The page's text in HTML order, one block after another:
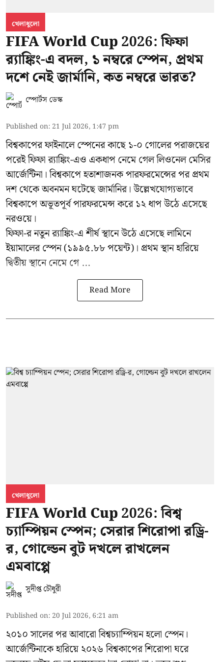
খেলাধুলো
FIFA World Cup 2026: ফিফা
র‍্যাঙ্কিং-এ বদল, ১ নম্বরে স্পেন, প্রথম
দশে নেই জার্মানি, কত নম্বরে ভারত?
স্পোর্টস ডেস্ক
Published on: 21 Jul 2026, 1:47 pm
বিশ্বকাপের ফাইনালে স্পেনের কাছে ১-০ গোলের পরাজয়ের
পরেই ফিফা র‍্যাঙ্কিং-এও একধাপ নেমে গেল লিওনেল মেসির
আর্জেন্টিনা। বিশ্বকাপে হতাশাজনক পারফরমেন্সের পর প্রথম
দশ থেকে অবনমন ঘটেছে জার্মানির। উল্লেখযোগ্যভাবে
বিশ্বকাপে অভূতপূর্ব পারফরমেন্স করে ১২ ধাপ উঠে এসেছে
নরওয়ে।
ফিফা-র নতুন র‍্যাঙ্কিং-এ শীর্ষ স্থানে উঠে এসেছে লামিনে
ইয়ামালের স্পেন (১৯৯৫.৮৮ পয়েন্ট)। প্রথম স্থান হারিয়ে
দ্বিতীয় স্থানে নেমে গে ...
Read More
খেলাধুলো
FIFA World Cup 2026: বিশ্ব
চ্যাম্পিয়ন স্পেন; সেরার শিরোপা রড্রি-
র, গোল্ডেন বুট দখলে রাখলেন
এমবাপ্পে
সুদীপ্ত চৌধুরী
Published on: 20 Jul 2026, 6:21 am
২০১০ সালের পর আবারো বিশ্বচ্যাম্পিয়ন হলো স্পেন।
আর্জেন্টিনাকে হারিয়ে ২০২৬ বিশ্বকাপের শিরোপা ঘরে